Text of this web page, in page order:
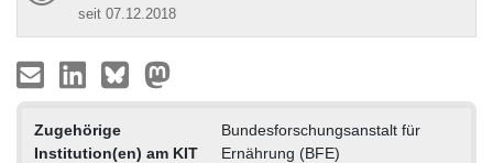
seit 07.12.2018
Zugehörige
Institution(en) am KIT
Bundesforschungsanstalt für
Ernährung (BFE)